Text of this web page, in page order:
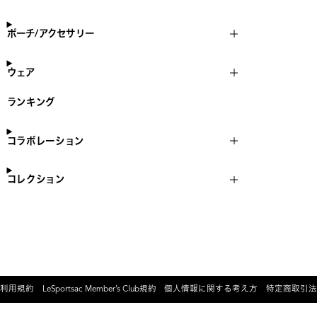
ポーチ/アクセサリー
ウェア
ランキング
コラボレーション
コレクション
利用規約 LeSportsac Member’s Club規約 個人情報に関する考え方 特定商取引